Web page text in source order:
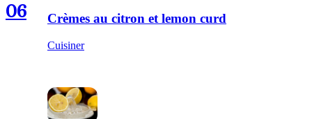
06 Crèmes au citron et lemon curd
Cuisiner